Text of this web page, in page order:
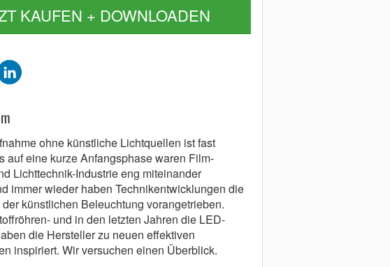
KAUFEN + DOWNLOADEN
ohne künstliche Lichtquellen ist fast
auf eine kurze Anfangsphase waren Film-
Lichttechnik-Industrie eng miteinander
immer wieder haben Technikentwicklungen die
künstlichen Beleuchtung vorangetrieben.
und in den letzten Jahren die LED-
die Hersteller zu neuen effektiven
inspiriert. Wir versuchen einen Überblick.